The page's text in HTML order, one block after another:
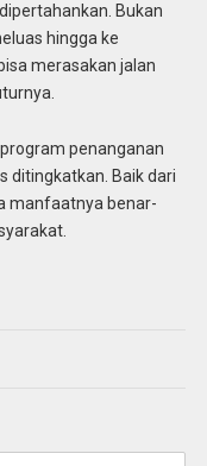
Bukan
hingga ke
merasakan jalan
penanganan
ditingkatkan. Baik dari
manfaatnya benar-